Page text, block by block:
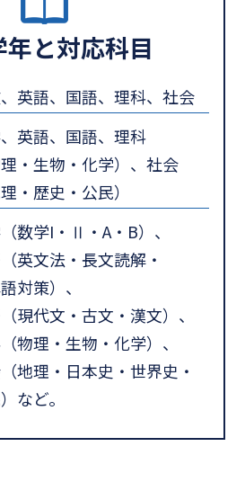
と対応科目
英語、国語、理科、社会
英語、国語、理科
理・生物・化学）、社会
理・歴史・公民）
数学I・Ⅱ・A・B）、
英文法・長文読解・
対策）、
現代文・古文・漢文）、
物理・生物・化学）、
地理・日本史・世界史・
など。